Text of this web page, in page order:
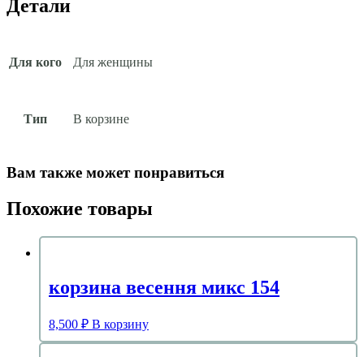
Детали
Для кого Для женщины
Тип В корзине
Вам также может понравиться
Похожие товары
корзина весення микс 154
8,500 ₽ В корзину